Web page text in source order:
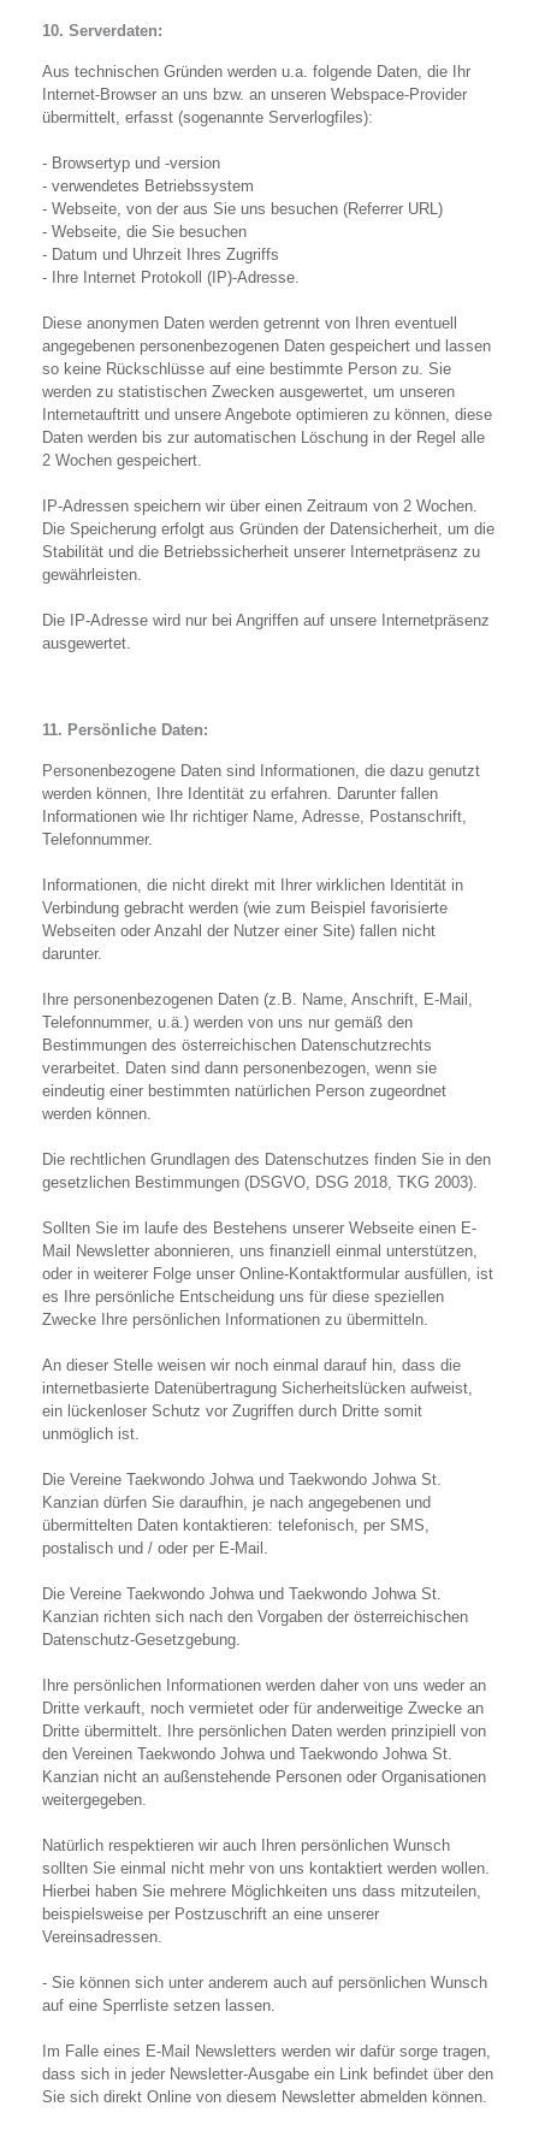
10. Serverdaten:
Aus technischen Gründen werden u.a. folgende Daten, die Ihr
Internet-Browser an uns bzw. an unseren Webspace-Provider
übermittelt, erfasst (sogenannte Serverlogfiles):
- Browsertyp und -version
- verwendetes Betriebssystem
- Webseite, von der aus Sie uns besuchen (Referrer URL)
- Webseite, die Sie besuchen
- Datum und Uhrzeit Ihres Zugriffs
- Ihre Internet Protokoll (IP)-Adresse.
Diese anonymen Daten werden getrennt von Ihren eventuell
angegebenen personenbezogenen Daten gespeichert und lassen
so keine Rückschlüsse auf eine bestimmte Person zu. Sie
werden zu statistischen Zwecken ausgewertet, um unseren
Internetauftritt und unsere Angebote optimieren zu können, diese
Daten werden bis zur automatischen Löschung in der Regel alle
2 Wochen gespeichert.
IP-Adressen speichern wir über einen Zeitraum von 2 Wochen.
Die Speicherung erfolgt aus Gründen der Datensicherheit, um die
Stabilität und die Betriebssicherheit unserer Internetpräsenz zu
gewährleisten.
Die IP-Adresse wird nur bei Angriffen auf unsere Internetpräsenz
ausgewertet.
11. Persönliche Daten:
Personenbezogene Daten sind Informationen, die dazu genutzt
werden können, Ihre Identität zu erfahren. Darunter fallen
Informationen wie Ihr richtiger Name, Adresse, Postanschrift,
Telefonnummer.
Informationen, die nicht direkt mit Ihrer wirklichen Identität in
Verbindung gebracht werden (wie zum Beispiel favorisierte
Webseiten oder Anzahl der Nutzer einer Site) fallen nicht
darunter.
Ihre personenbezogenen Daten (z.B. Name, Anschrift, E-Mail,
Telefonnummer, u.ä.) werden von uns nur gemäß den
Bestimmungen des österreichischen Datenschutzrechts
verarbeitet. Daten sind dann personenbezogen, wenn sie
eindeutig einer bestimmten natürlichen Person zugeordnet
werden können.
Die rechtlichen Grundlagen des Datenschutzes finden Sie in den
gesetzlichen Bestimmungen (DSGVO, DSG 2018, TKG 2003).
Sollten Sie im laufe des Bestehens unserer Webseite einen E-
Mail Newsletter abonnieren, uns finanziell einmal unterstützen,
oder in weiterer Folge unser Online-Kontaktformular ausfüllen, ist
es Ihre persönliche Entscheidung uns für diese speziellen
Zwecke Ihre persönlichen Informationen zu übermitteln.
An dieser Stelle weisen wir noch einmal darauf hin, dass die
internetbasierte Datenübertragung Sicherheitslücken aufweist,
ein lückenloser Schutz vor Zugriffen durch Dritte somit
unmöglich ist.
Die Vereine Taekwondo Johwa und Taekwondo Johwa St.
Kanzian dürfen Sie daraufhin, je nach angegebenen und
übermittelten Daten kontaktieren: telefonisch, per SMS,
postalisch und / oder per E-Mail.
Die Vereine Taekwondo Johwa und Taekwondo Johwa St.
Kanzian richten sich nach den Vorgaben der österreichischen
Datenschutz-Gesetzgebung.
Ihre persönlichen Informationen werden daher von uns weder an
Dritte verkauft, noch vermietet oder für anderweitige Zwecke an
Dritte übermittelt. Ihre persönlichen Daten werden prinzipiell von
den Vereinen Taekwondo Johwa und Taekwondo Johwa St.
Kanzian nicht an außenstehende Personen oder Organisationen
weitergegeben.
Natürlich respektieren wir auch Ihren persönlichen Wunsch
sollten Sie einmal nicht mehr von uns kontaktiert werden wollen.
Hierbei haben Sie mehrere Möglichkeiten uns dass mitzuteilen,
beispielsweise per Postzuschrift an eine unserer
Vereinsadressen.
- Sie können sich unter anderem auch auf persönlichen Wunsch
auf eine Sperrliste setzen lassen.
Im Falle eines E-Mail Newsletters werden wir dafür sorge tragen,
dass sich in jeder Newsletter-Ausgabe ein Link befindet über den
Sie sich direkt Online von diesem Newsletter abmelden können.